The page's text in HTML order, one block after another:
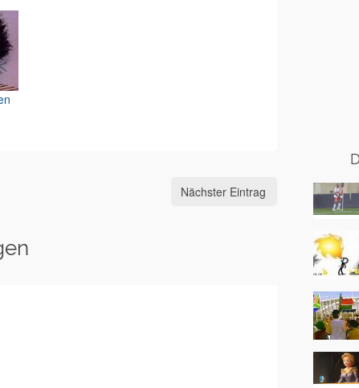
Nächster Eintrag